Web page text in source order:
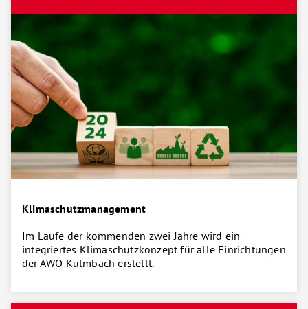
Klimaschutzmanagement
Im Laufe der kommenden zwei Jahre wird ein
integriertes Klimaschutzkonzept für alle Einrichtungen
der AWO Kulmbach erstellt.